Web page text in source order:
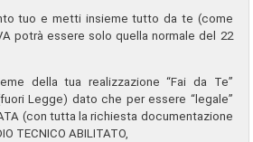
tuo e metti insieme tutto da te (come
potrà essere solo quella normale del 22
della tua realizzazione “Fai da Te”
(fuori Legge) dato che per essere “legale”
(con tutta la richiesta documentazione
TECNICO ABILITATO,